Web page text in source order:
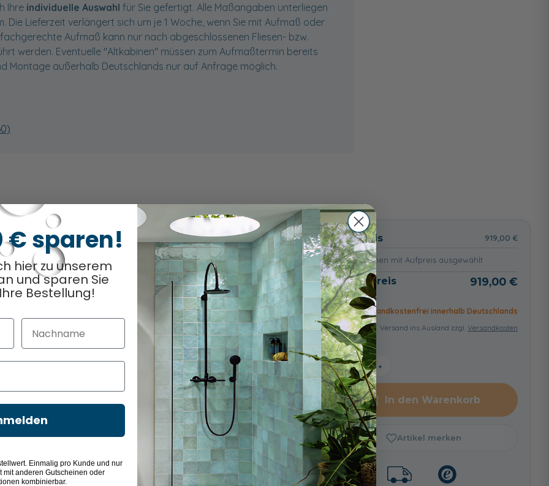
Ihre individuelle Auswahl für Sie gefertigt. Alle Maßangaben unterliegen
Die Lieferzeit verlängert sich um je 1 Woche, wenn Sie mit Aufmaß oder
Aufmaß kann nur nach abgeschlossenen Fliesen- bzw.
werden. Eventuelle "Altkabinen" müssen zum Aufmaßtermin bereits
Montage außerhalb Deutschlands nur auf Anfrage möglich.
0/ 5 Optionen ausgewählt
181,00 €
Echtglas - Carre
243,00 €
Basispreis 919,00 €
keine Optionen mit Aufpreis ausgewählt
Gesamtpreis 919,00 €
Versandkostenfrei innerhalb Deutschlands
Versand ins Ausland zzgl. Versandkosten
− +
In den Warenkorb
Artikel merken
€ sparen!
hier zu unserem
und sparen Sie
Bestellung!
Nachname
Einmalig pro Kunde und nur
mit anderen Gutscheinen oder
kombinierbar.